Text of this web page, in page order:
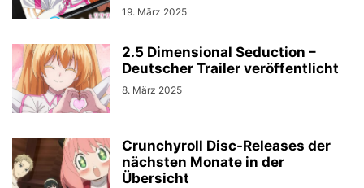
19. März 2025
2.5 Dimensional Seduction –
Deutscher Trailer veröffentlicht
8. März 2025
Crunchyroll Disc-Releases der
nächsten Monate in der
Übersicht